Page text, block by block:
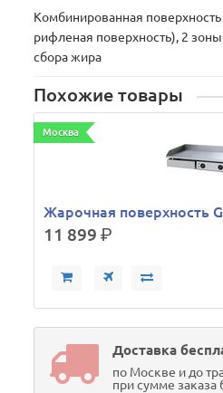
Комбинированная
рифленая поверхность), 2
сбора жира
Похожие товары
Москва
Жарочная поверхность
11 899р.
Доставка
по Москве и до
при сумме заказа